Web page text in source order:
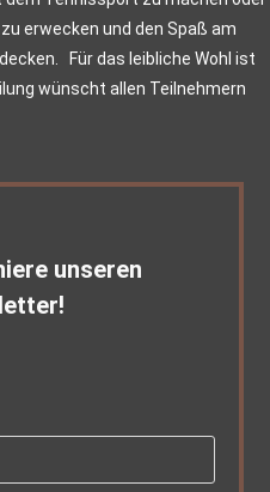
erwecken und den Spaß am
Für das leibliche Wohl ist
wünscht allen Teilnehmern
unseren